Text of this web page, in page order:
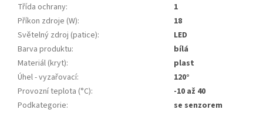
Třída ochrany:
1
Příkon zdroje (W):
18
Světelný zdroj (patice):
LED
Barva produktu:
bílá
Materiál (kryt):
plast
Úhel - vyzařovací:
120°
Provozní teplota (°C):
-10 až 40
Podkategorie:
se senzorem